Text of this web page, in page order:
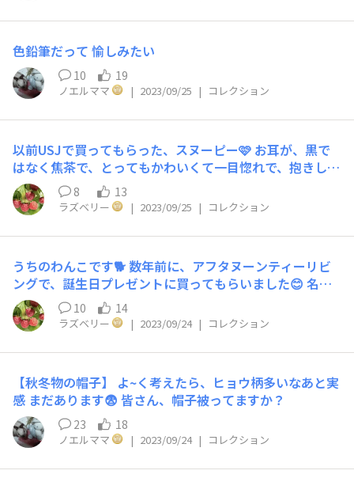
色鉛筆だって 愉しみたい
10 19
ノエルママ | 2023/09/25 | コレクション
以前USJで買ってもらった、スヌーピー🩷 お耳が、黒で
はなく焦茶で、とってもかわいくて一目惚れで、抱きしめ
てしまったくらいホント愛らしいんです❣️ この子もとって
もお利口さんで、いつも寝室に、他の子たちと、ちょこん
と座っています🥰 時々、ミントくんたちと日向ぼっこし
ています☀️
8 13
ラズベリー | 2023/09/25 | コレクション
うちのわんこです🐕 数年前に、アフタヌーンティーリビ
ングで、誕生日プレゼントに買ってもらいました😊 名前
は、ミントくんです❣️ とってもお利口さんです❤️
10 14
ラズベリー | 2023/09/24 | コレクション
【秋冬物の帽子】 よ~く考えたら、ヒョウ柄多いなあと実
感 まだあります😨 皆さん、帽子被ってますか？
23 18
ノエルママ | 2023/09/24 | コレクション